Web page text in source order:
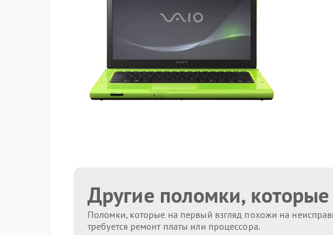
Другие поломки,
Поломки, которые на первый взгляд похожи на
требуется ремонт платы или процессора.